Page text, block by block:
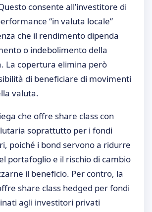
consente all’investitore di
“in valuta locale”
che il rendimento dipenda
o indebolimento della
La copertura elimina però
di beneficiare di movimenti
valuta.
che offre share class con
soprattutto per i fondi
poiché i bond servono a ridurre
portafoglio e il rischio di cambio
il beneficio. Per contro, la
share class hedged per fondi
agli investitori privati